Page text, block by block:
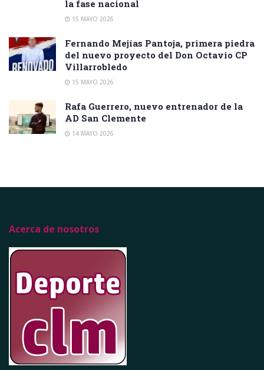
la fase nacional
15 MAYO 2026
Fernando Mejías Pantoja, primera piedra
del nuevo proyecto del Don Octavio CP
Villarrobledo
15 MAYO 2026
Rafa Guerrero, nuevo entrenador de la
AD San Clemente
14 MAYO 2026
Acerca de nosotros